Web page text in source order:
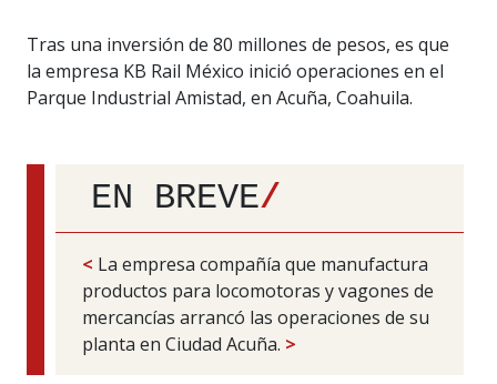
Tras una inversión de 80 millones de pesos, es que
la empresa KB Rail México inició operaciones en el
Parque Industrial Amistad, en Acuña, Coahuila.
EN BREVE/
< La empresa compañía que manufactura
productos para locomotoras y vagones de
mercancías arrancó las operaciones de su
planta en Ciudad Acuña. >